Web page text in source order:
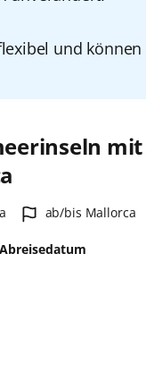
und
Hafen:
ab/bis Mallorca